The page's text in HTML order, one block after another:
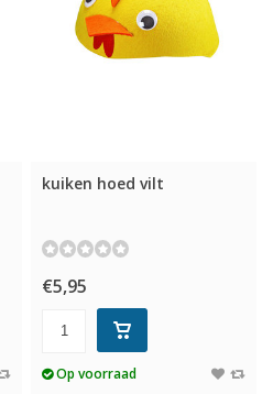
kuiken hoed vilt
€5,95
Op voorraad